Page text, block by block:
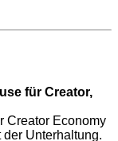
für Creator,
Creator Economy
Unterhaltung.